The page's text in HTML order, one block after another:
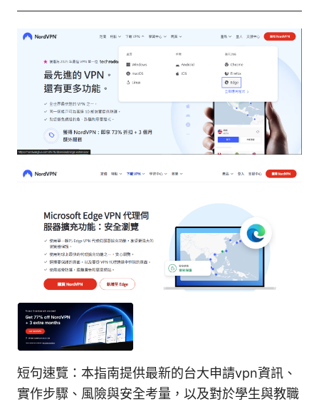
短句速覽：本指南提供最新的台大申請vpn資訊、
實作步驟、風險與安全考量，以及對於學生與教職